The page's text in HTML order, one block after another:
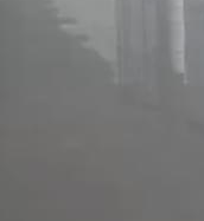
Навигация
Характеристики